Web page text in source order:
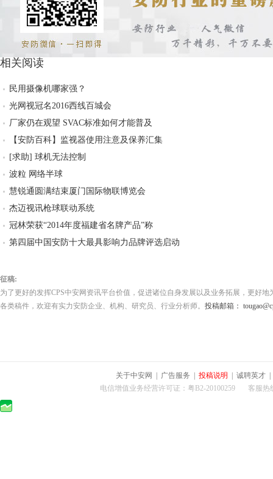
相关阅读
民用摄像机哪家强？
光网视冠名2016西线百城会
厂家仍在观望 SVAC标准如何才能普及
【安防百科】监视器使用注意及保养汇集
[求助] 球机无法控制
波粒 网络半球
慧锐通圆满结束厦门国际物联博览会
杰迈视讯枪球联动系统
冠林荣获“2014年度福建省名牌产品”称
第四届中国安防十大最具影响力品牌评选启动
征稿:
为了更好的发挥CPS中安网资讯平台价值，促进诸位自身发展以及业务拓展，更好
各类稿件，欢迎有实力安防企业、机构、研究员、行业分析师。 投稿邮箱：
关于中安网 广告服务 投稿说明 诚聘英才
电信增值业务经营许可证：粤B2-20100259 客服